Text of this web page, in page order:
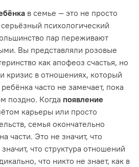
в семье — это не просто
психологический
пар переживают
Вы представляли розовые
как апофеоз счастья, но
кризис в отношениях, который
часто не замечает, пока
поздно. Когда появление
карьеры или просто
семья окончательно
части. Это не значит, что
что структура отношений
что никто не знает, как в